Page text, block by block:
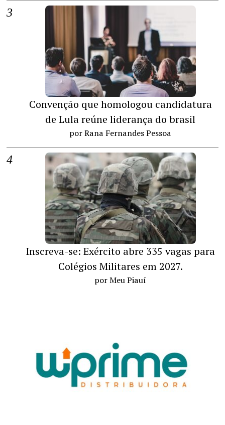
Convenção que homologou candidatura
de Lula reúne liderança do brasil
por Rana Fernandes Pessoa
Inscreva-se: Exército abre 335 vagas para
Colégios Militares em 2027.
por Meu Piauí